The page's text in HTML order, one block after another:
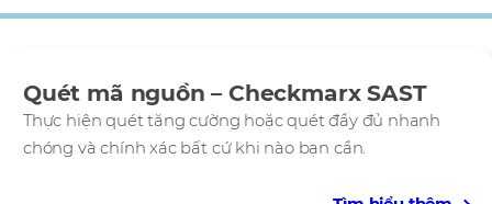
Quét mã nguồn – Checkmarx SAST
Thực hiện quét tăng cường hoặc quét đầy đủ nhanh
chóng và chính xác bất cứ khi nào bạn cần.